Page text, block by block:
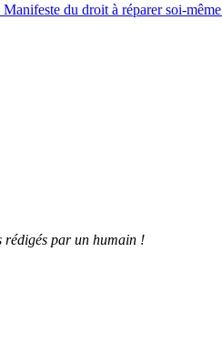
Manifeste du droit à réparer soi-même
rédigés par un humain !